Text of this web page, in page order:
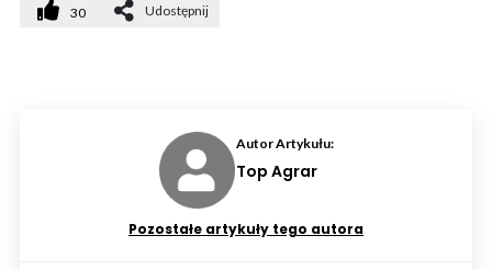
30 Udostępnij
Autor Artykułu:
Top Agrar
Pozostałe artykuły tego autora